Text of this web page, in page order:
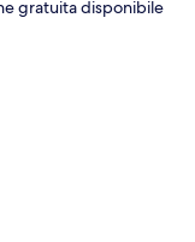
gratuita disponibile